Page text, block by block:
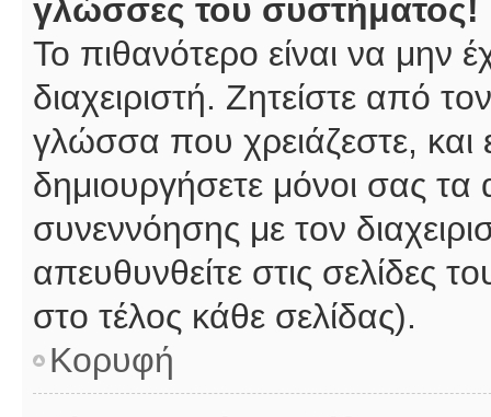
γλώσσες του συστήματος!
Το πιθανότερο είναι να μην
διαχειριστή. Ζητείστε από
γλώσσα που χρειάζεστε, και
δημιουργήσετε μόνοι σας
συνεννόησης με τον
απευθυνθείτε στις
στο τέλος κάθε σελίδας).
Κορυφή